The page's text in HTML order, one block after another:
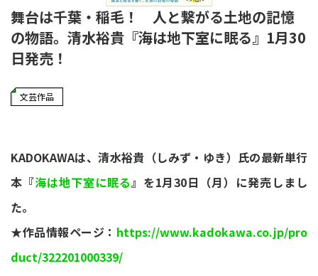
舞台は千葉・稲毛！ 人と繋がる土地の記憶
の物語。清水裕貴『海は地下室に眠る』1月30
日発売！
文芸作品
KADOKAWAは、清水裕貴（しみず・ゆき）氏の最新単行
本『海は地下室に眠る』を1月30日（月）に発売しまし
た。
★作品情報ページ： https://www.kadokawa.co.jp/pro
duct/322201000339/